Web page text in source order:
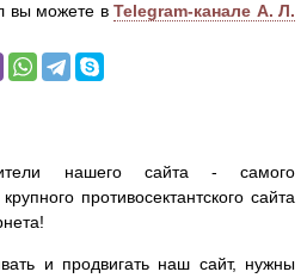
вы можете в Telegram-канале А. Л.
нашего сайта - самого
противосектантского сайта
и продвигать наш сайт, нужны